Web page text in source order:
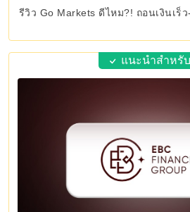
รีวิว Go Markets ดีไหม?! ถอนเงินเร็
แนะนำสำหรั